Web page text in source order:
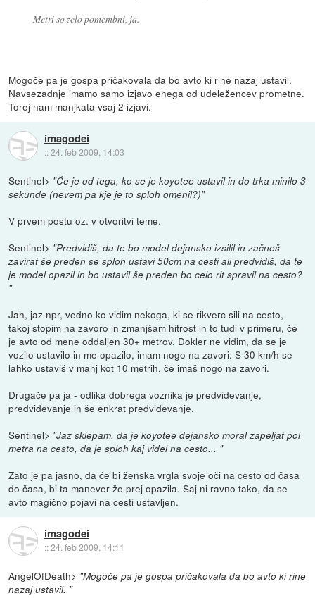
Metri so zelo pomembni, ja.
Mogoče pa je gospa pričakovala da bo avto ki rine nazaj ustavil.
Navsezadnje imamo samo izjavo enega od udeležencev prometne.
Torej nam manjkata vsaj 2 izjavi.
imagodei
::24. feb 2009, 14:03
Sentinel> "Če je od tega, ko se je koyotee ustavil in do trka minilo 3
sekunde (nevem pa kje je to sploh omenil?)"
V prvem postu oz. v otvoritvi teme.
Sentinel> "Predvidiš, da te bo model dejansko izsilil in začneš
zavirat še preden se sploh ustavi 50cm na cesti ali predvidiš, da te
je model opazil in bo ustavil še preden bo celo rit spravil na cesto?
"
Jah, jaz npr, vedno ko vidim nekoga, ki se rikverc sili na cesto,
takoj stopim na zavoro in zmanjšam hitrost in to tudi v primeru, če
je avto od mene oddaljen 30+ metrov. Dokler ne vidim, da se je
vozilo ustavilo in me opazilo, imam nogo na zavori. S 30 km/h se
lahko ustaviš v manj kot 10 metrih, če imaš nogo na zavori.
Drugače pa ja - odlika dobrega voznika je predvidevanje,
predvidevanje in še enkrat predvidevanje.
Sentinel> "Jaz sklepam, da je koyotee dejansko moral zapeljat pol
metra na cesto, da je sploh kaj videl na cesto... "
Zato je pa jasno, da če bi ženska vrgla svoje oči na cesto od časa
do časa, bi ta manever že prej opazila. Saj ni ravno tako, da se
avto magično pojavi na cesti ustavljen.
imagodei
::24. feb 2009, 14:11
AngelOfDeath> "Mogoče pa je gospa pričakovala da bo avto ki rine
nazaj ustavil. "